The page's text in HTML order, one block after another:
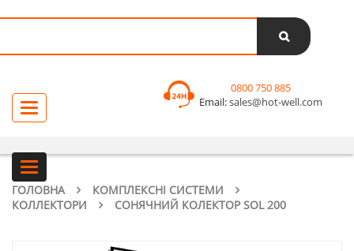
0800 750 885
Email:sales@hot-well.com
Toggle
navigation
Toggle
navigation
ГОЛОВНА
КОМПЛЕКСНІ СИСТЕМИ
КОЛЛЕКТОРИ
СОНЯЧНИЙ КОЛЕКТОР SOL 200